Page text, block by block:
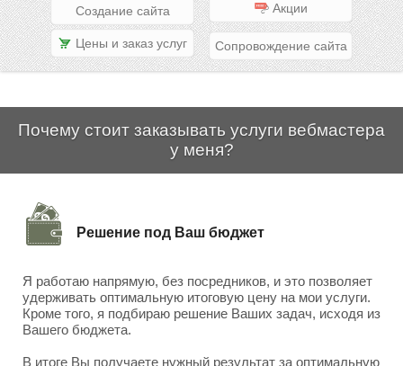
Создание сайта Акции
Цены и заказ услуг Сопровождение сайта
Почему стоит заказывать услуги вебмастера
у меня?
Решение под Ваш бюджет
Я работаю напрямую, без посредников, и это позволяет
удерживать оптимальную итоговую цену на мои услуги.
Кроме того, я подбираю решение Ваших задач, исходя из
Вашего бюджета.
В итоге Вы получаете нужный результат за оптимальную